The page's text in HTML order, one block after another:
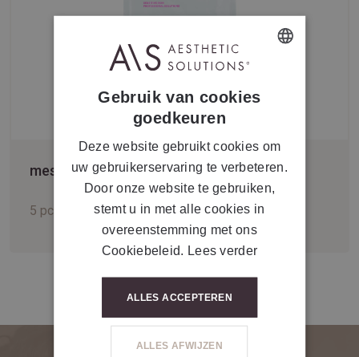
mesoestetic® crystal fiber mask
5 pcs.
FRENCH
Gebruik van cookies
goedkeuren
Deze website gebruikt cookies om
uw gebruikerservaring te verbeteren.
Door onze website te gebruiken,
stemt u in met alle cookies in
overeenstemming met ons
Cookiebeleid.
Lees verder
ALLES ACCEPTEREN
ALLES AFWIJZEN